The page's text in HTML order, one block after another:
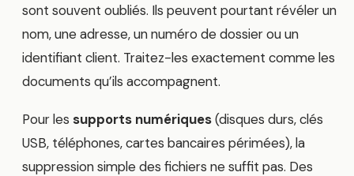
sont souvent oubliés. Ils peuvent pourtant révéler un
nom, une adresse, un numéro de dossier ou un
identifiant client. Traitez-les exactement comme les
documents qu’ils accompagnent.
Pour les supports numériques(disques durs, clés
USB, téléphones, cartes bancaires périmées), la
suppression simple des fichiers ne suffit pas. Des